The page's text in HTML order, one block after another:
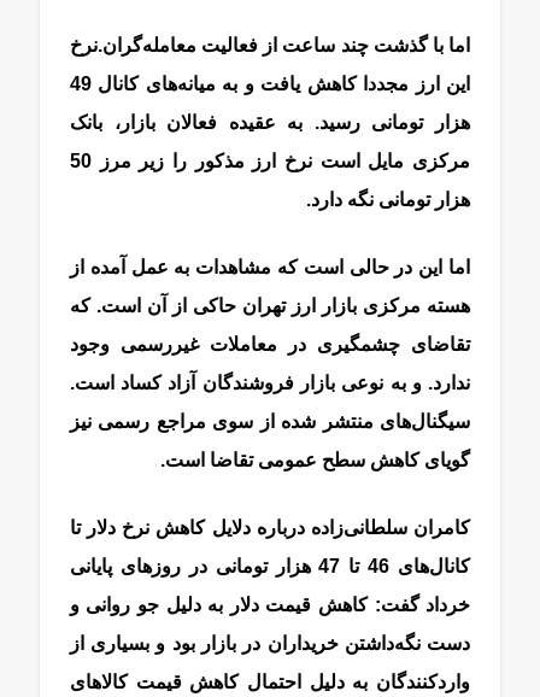
اما با گذشت چند ساعت از فعالیت معامله‌گران.نرخ
این ارز مجددا کاهش یافت و به میانه‌های کانال 49
هزار تومانی رسید. به عقیده فعالان بازار، بانک
مرکزی مایل است نرخ ارز مذکور را زیر مرز 50
هزار تومانی نگه دارد.
اما این در حالی است که مشاهدات به عمل آمده از
هسته مرکزی بازار ارز تهران حاکی از آن است. که
تقاضای چشمگیری در معاملات غیر‌رسمی وجود
ندارد. و به نوعی بازار فروشندگان آزاد کساد است.
سیگنال‌های منتشر شده از سوی مراجع رسمی نیز
گویای کاهش سطح عمومی تقاضا است.
کامران سلطانی‌زاده درباره دلایل کاهش نرخ دلار تا
کانال‌های 46 تا 47 هزار تومانی در روز‌های پایانی
خرداد گفت: کاهش قیمت دلار به دلیل جو روانی و
دست نگه‌داشتن خریداران در بازار بود و بسیاری از
واردکنندگان به دلیل احتمال کاهش قیمت کالاهای